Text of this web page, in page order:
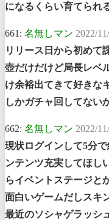
になるくらい育てられ
661: 名無しマン 2022/
リリース日から初めて
壺だけだけど局長レベ
け余裕出てきて好きな
しかガチャ回してない
662: 名無しマン 2022/
現状ログインして5分
ンテンツ充実してほし
らイベントステージと
面白いゲームだしスキ
最近のソシャゲラッシ